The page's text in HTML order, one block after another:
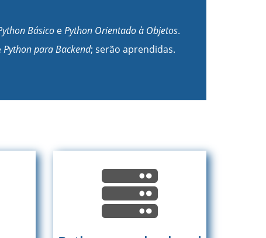
BásicoePython Orientado à Objetos.
Python para Backend; serão aprendidas.